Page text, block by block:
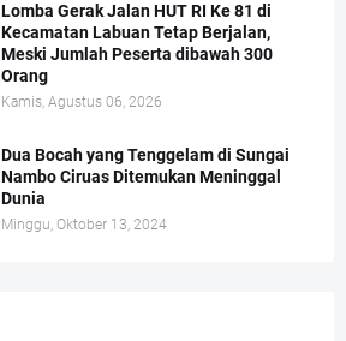
Lomba Gerak Jalan HUT RI Ke 81 di
Kecamatan Labuan Tetap Berjalan,
Meski Jumlah Peserta dibawah 300
Orang
Kamis, Agustus 06, 2026
Dua Bocah yang Tenggelam di Sungai
Nambo Ciruas Ditemukan Meninggal
Dunia
Minggu, Oktober 13, 2024